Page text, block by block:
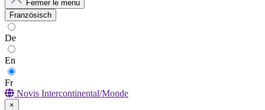
Fermer le menu
Französisch
De
En
Fr
Novis Intercontinental/Monde
×